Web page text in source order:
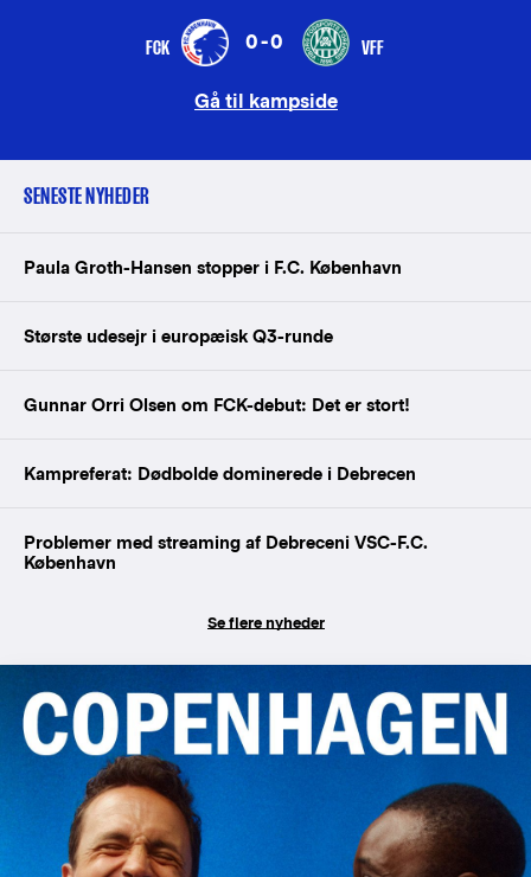
FCK 0-0 VFF
Gå til kampside
SENESTE NYHEDER
Paula Groth-Hansen stopper i F.C. København
Største udesejr i europæisk Q3-runde
Gunnar Orri Olsen om FCK-debut: Det er stort!
Kampreferat: Dødbolde dominerede i Debrecen
Problemer med streaming af Debreceni VSC-F.C.
København
Se flere nyheder